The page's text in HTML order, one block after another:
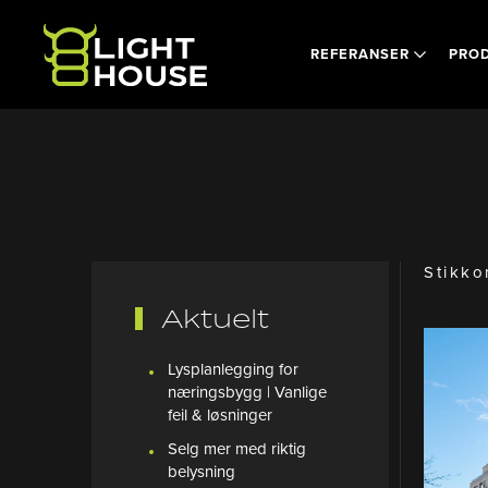
Skip to main content REFERANSER
Aktuelt
Lysplanlegging for
næringsbygg | Vanlige
feil & løsninger
Selg mer med riktig
belysning